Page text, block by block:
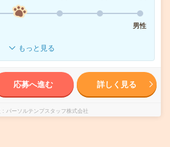
男性
もっと見る
応募へ進む 詳しく見る
パーソルテンプスタッフ株式会社